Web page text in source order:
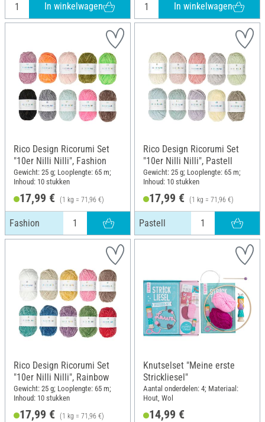
In winkelwagen In winkelwagen
Rico Design Ricorumi Set
"10er Nilli Nilli", Fashion
Gewicht: 25 g; Looplengte: 65 m;
Inhoud: 10 stukken
17,99 € (1 kg = 71,96 €)
Fashion
Rico Design Ricorumi Set
"10er Nilli Nilli", Pastell
Gewicht: 25 g; Looplengte: 65 m;
Inhoud: 10 stukken
17,99 € (1 kg = 71,96 €)
Pastell
Rico Design Ricorumi Set
"10er Nilli Nilli", Rainbow
Gewicht: 25 g; Looplengte: 65 m;
Inhoud: 10 stukken
17,99 € (1 kg = 71,96 €)
Knutselset "Meine erste
Strickliesel"
Aantal onderdelen: 4; Materiaal:
Hout, Wol
14,99 €